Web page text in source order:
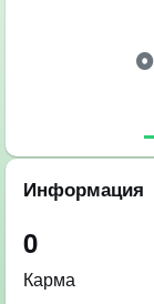
Информация
0
Карма